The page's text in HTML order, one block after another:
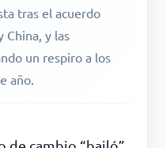
tras el acuerdo
China, y las
un respiro a los
año.